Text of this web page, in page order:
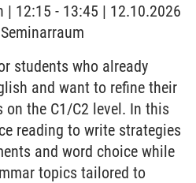
12:15 - 13:45 | 12.10.2026
students who already
and want to refine their
the C1/C2 level. In this
reading to write strategies
and word choice while
topics tailored to